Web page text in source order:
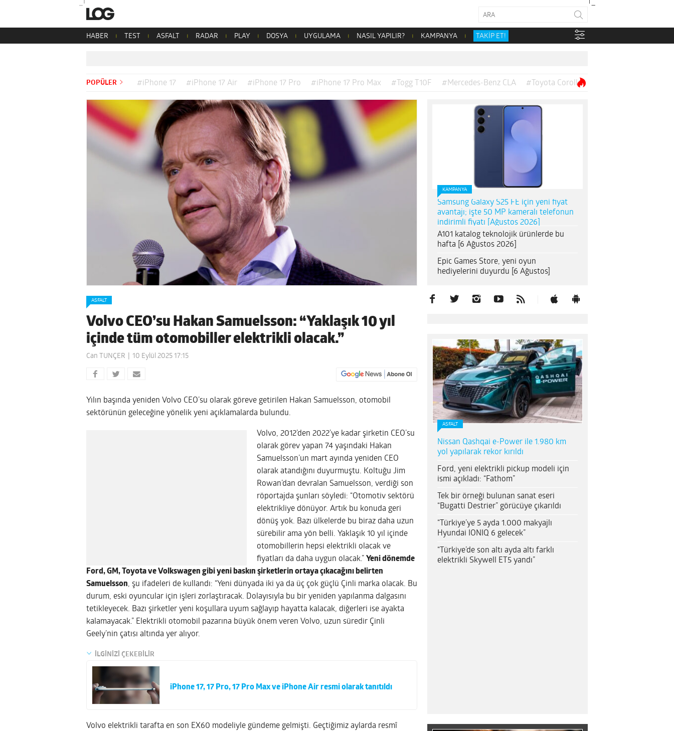
HABER TEST ASFALT RADAR PLAY DOSYA UYGULAMA NASIL YAPILIR? KAMPANYA TAKİP ET!
POPÜLER #iPhone 17 #iPhone 17 Air #iPhone 17 Pro #iPhone 17 Pro Max #Togg T10F #Mercedes-Benz CLA #Toyota Corolla
ASFALT
Volvo CEO’su Hakan Samuelsson: “Yaklaşık 10 yıl
içinde tüm otomobiller elektrikli olacak.”
Can TUNÇER 10 Eylül 2025 17:15
Yılın başında yeniden Volvo CEO’su olarak göreve getirilen Hakan Samuelsson, otomobil
sektörünün geleceğine yönelik yeni açıklamalarda bulundu.
Volvo, 2012’den 2022’ye kadar şirketin CEO’su
olarak görev yapan 74 yaşındaki Hakan
Samuelsson’un mart ayında yeniden CEO
olarak atandığını duyurmuştu. Koltuğu Jim
Rowan’dan devralan Samuelsson, verdiği son
röportajda şunları söyledi: “Otomotiv sektörü
elektrikliye dönüyor. Artık bu konuda geri
dönüş yok. Bazı ülkelerde bu biraz daha uzun
sürebilir ama yön belli. Yaklaşık 10 yıl içinde
otomobillerin hepsi elektrikli olacak ve
fiyatları da daha uygun olacak.” Yeni dönemde
Ford, GM, Toyota ve Volkswagen gibi yeni baskın şirketlerin ortaya çıkacağını belirten
Samuelsson, şu ifadeleri de kullandı: “Yeni dünyada iki ya da üç çok güçlü Çinli marka olacak. Bu
durum, eski oyuncular için işleri zorlaştıracak. Dolayısıyla bu bir yeniden yapılanma dalgasını
tetikleyecek. Bazı şirketler yeni koşullara uyum sağlayıp hayatta kalacak, diğerleri ise ayakta
kalamayacak.” Elektrikli otomobil pazarına büyük önem veren Volvo, uzun süredir Çinli
Geely’nin çatısı altında yer alıyor.
İLGİNİZİ ÇEKEBİLİR
iPhone 17, 17 Pro, 17 Pro Max ve iPhone Air resmi olarak tanıtıldı
Volvo elektrikli tarafta en son EX60 modeliyle gündeme gelmişti. Geçtiğimiz aylarda resmî
KAMPANYA
Samsung Galaxy S25 FE için yeni fiyat
avantajı; işte 50 MP kameralı telefonun
indirimli fiyatı [Ağustos 2026]
A101 katalog teknolojik ürünlerde bu
hafta [6 Ağustos 2026]
Epic Games Store, yeni oyun
hediyelerini duyurdu [6 Ağustos]
ASFALT
Nissan Qashqai e-Power ile 1.980 km
yol yapılarak rekor kırıldı
Ford, yeni elektrikli pickup modeli için
ismi açıkladı: “Fathom”
Tek bir örneği bulunan sanat eseri
“Bugatti Destrier” görücüye çıkarıldı
“Türkiye’ye 5 ayda 1.000 makyajlı
Hyundai IONIQ 6 gelecek”
“Türkiye’de son altı ayda altı farklı
elektrikli Skywell ET5 yandı”